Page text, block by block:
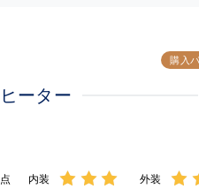
購入
ーター
点 内装 外装